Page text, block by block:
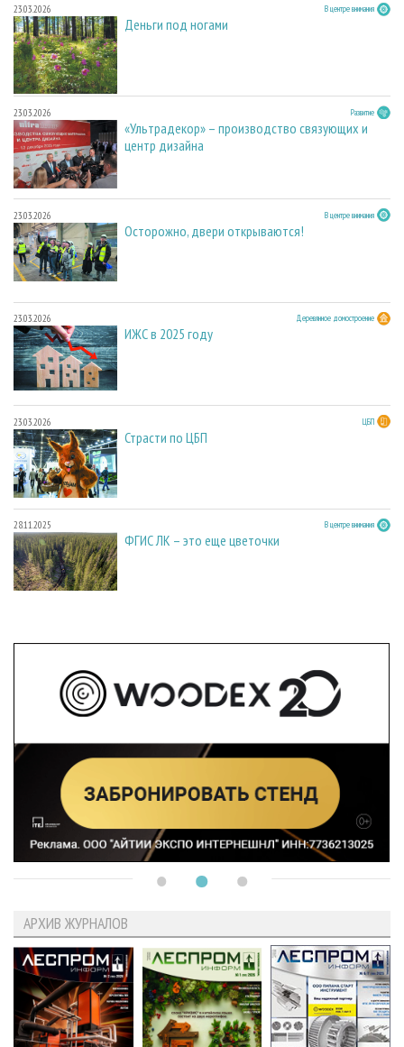
23.03.2026 В центре внимания
Деньги под ногами
23.03.2026 Развитие
«Ультрадекор» – производство связующих и
центр дизайна
23.03.2026 В центре внимания
Осторожно, двери открываются!
23.03.2026 Деревянное домостроение
ИЖС в 2025 году
23.03.2026 ЦБП
Страсти по ЦБП
28.11.2025 В центре внимания
ФГИС ЛК – это еще цветочки
АРХИВ ЖУРНАЛОВ